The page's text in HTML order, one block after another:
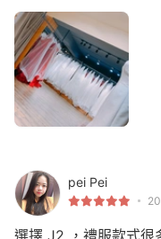
pei Pei
選擇 J2 ，禮服款式很